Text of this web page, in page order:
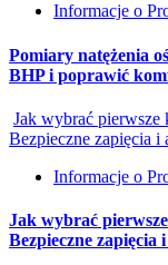
Informacje o
Pomiary natężenia
BHP i poprawić
Jak wybrać
Bezpieczne zapięcia i
Informacje o
Jak wybrać
Bezpieczne zapięcia